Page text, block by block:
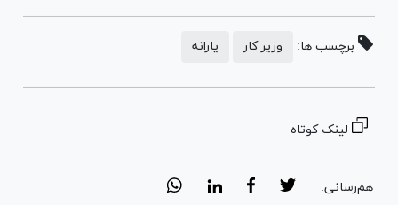
برچسب ها: وزیر کار یارانه
لینک کوتاه
هم‌رسانی: